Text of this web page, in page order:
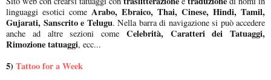
linguaggi esotici come Arabo, Ebraico, Thai, Cinese, Hindi, Tamil,
Gujarati, Sanscrito e Telugu. Nella barra di navigazione si può accedere
anche ad altre sezioni come Celebrità, Caratteri dei Tatuaggi,
Rimozione tatuaggi, ecc...
5)Tattoo for a Week